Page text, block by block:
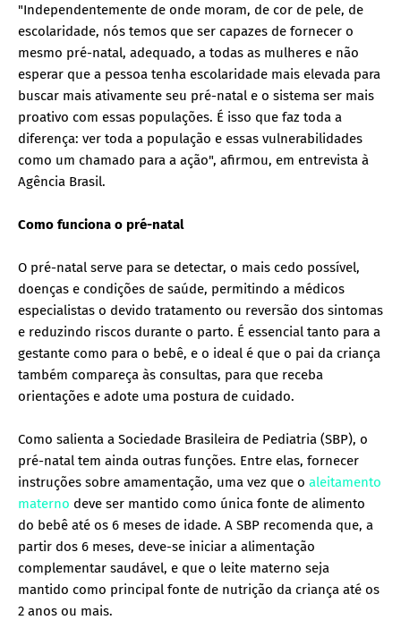
"Independentemente de onde moram, de cor de pele, de
escolaridade, nós temos que ser capazes de fornecer o
mesmo pré-natal, adequado, a todas as mulheres e não
esperar que a pessoa tenha escolaridade mais elevada para
buscar mais ativamente seu pré-natal e o sistema ser mais
proativo com essas populações. É isso que faz toda a
diferença: ver toda a população e essas vulnerabilidades
como um chamado para a ação", afirmou, em entrevista à
Agência Brasil.
Como funciona o pré-natal
O pré-natal serve para se detectar, o mais cedo possível,
doenças e condições de saúde, permitindo a médicos
especialistas o devido tratamento ou reversão dos sintomas
e reduzindo riscos durante o parto. É essencial tanto para a
gestante como para o bebê, e o ideal é que o pai da criança
também compareça às consultas, para que receba
orientações e adote uma postura de cuidado.
Como salienta a Sociedade Brasileira de Pediatria (SBP), o
pré-natal tem ainda outras funções. Entre elas, fornecer
instruções sobre amamentação, uma vez que o aleitamento
materno deve ser mantido como única fonte de alimento
do bebê até os 6 meses de idade. A SBP recomenda que, a
partir dos 6 meses, deve-se iniciar a alimentação
complementar saudável, e que o leite materno seja
mantido como principal fonte de nutrição da criança até os
2 anos ou mais.